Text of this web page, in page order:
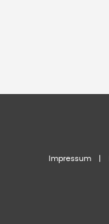
Impressum